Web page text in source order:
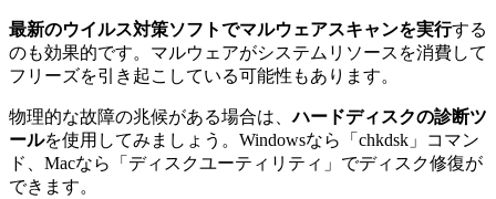
最新のウイルス対策ソフトでマルウェアスキャンを実行する
のも効果的です。マルウェアがシステムリソースを消費して
フリーズを引き起こしている可能性もあります。
物理的な故障の兆候がある場合は、ハードディスクの診断ツ
ールを使用してみましょう。Windowsなら「chkdsk」コマン
ド、Macなら「ディスクユーティリティ」でディスク修復が
できます。